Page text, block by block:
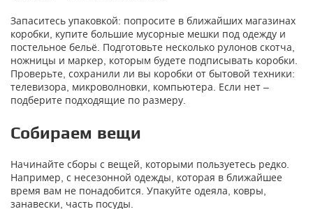
Запаситесь упаковкой: попросите в ближайших магазинах
коробки, купите большие мусорные мешки под одежду и
постельное бельё. Подготовьте несколько рулонов скотча,
ножницы и маркер, которым будете подписывать коробки.
Проверьте, сохранили ли вы коробки от бытовой техники:
телевизора, микроволновки, компьютера. Если нет –
подберите подходящие по размеру.
Собираем вещи
Начинайте сборы с вещей, которыми пользуетесь редко.
Например, с несезонной одежды, которая в ближайшее
время вам не понадобится. Упакуйте одеяла, ковры,
занавески, часть посуды.